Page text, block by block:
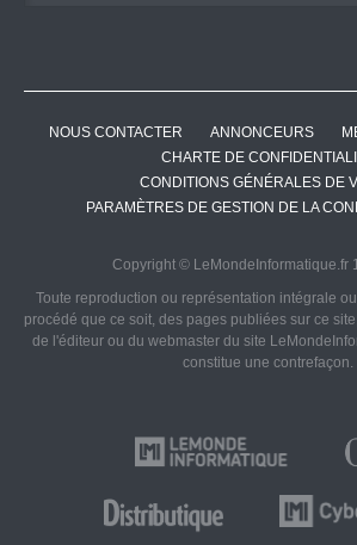
NOUS CONTACTER ANNONCEURS
CHARTE DE
CONDITIONS GÉNÉRALES DE
PARAMÈTRES DE GESTION DE LA
Copyright © LeMondeInformatique.fr
Toute reproduction ou représentation intégrale
procédé que ce soit, des pages publiées sur ce
de l'éditeur ou du webmaster du site
constitue une contrefaçon.